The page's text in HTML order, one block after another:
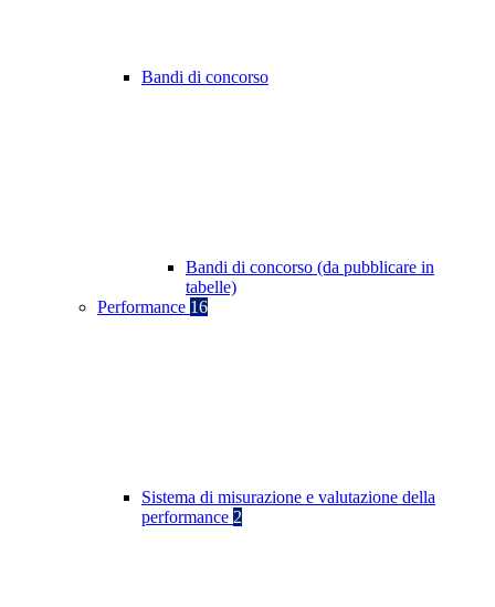
Bandi di concorso
Bandi di concorso (da pubblicare in
tabelle)
Performance 16
Sistema di misurazione e valutazione della
performance 2